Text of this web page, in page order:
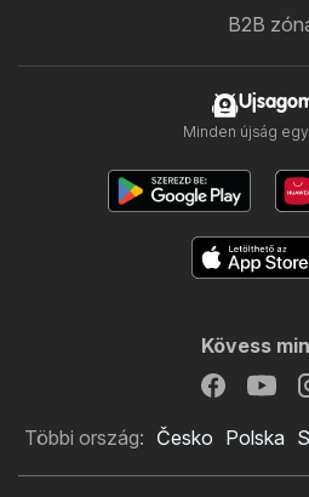
B2B
Minden újság
Kövess
Többi ország: Česko Polska